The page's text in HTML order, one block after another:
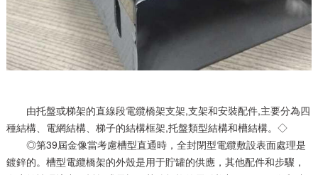
由托盤或梯架的直線段電纜橋架支架,支架和安裝配件,主要分為四
種結構、電網結構、梯子的結構框架,托盤類型結構和槽結構。◇
◎第39屆金像當考慮槽型直通時，全封閉型電纜敷設表面處理是
鍍鋅的。槽型電纜橋架的外殼是用于貯罐的供應，其他配件和步驟，